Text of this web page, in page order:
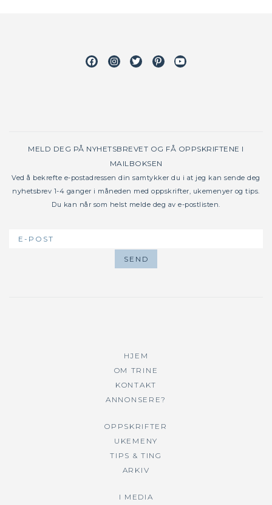
FacebookInstagram
TwitterPinterestYoutube
MELD DEG PÅ NYHETSBREVET OG FÅ OPPSKRIFTENE I
MAILBOKSEN
Ved å bekrefte e-postadressen din samtykker du i at jeg kan sende deg
nyhetsbrev 1-4 ganger i måneden med oppskrifter, ukemenyer og tips.
Du kan når som helst melde deg av e-postlisten.
HJEM
OM TRINE
KONTAKT
ANNONSERE?
OPPSKRIFTER
UKEMENY
TIPS & TING
ARKIV
I MEDIA